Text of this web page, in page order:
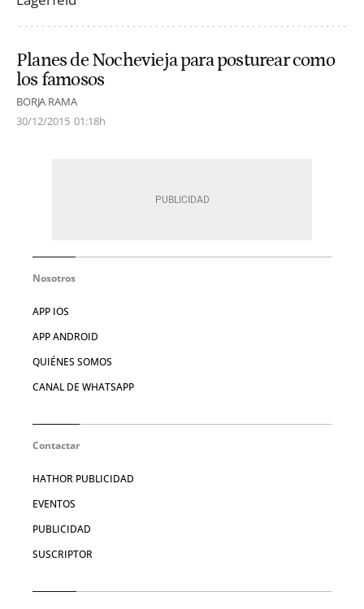
Planes de Nochevieja para posturear como
los famosos
BORJA RAMA
30/12/2015 01:18h
Nosotros
APP IOS
APP ANDROID
QUIÉNES SOMOS
CANAL DE WHATSAPP
Contactar
HATHOR PUBLICIDAD
EVENTOS
PUBLICIDAD
SUSCRIPTOR